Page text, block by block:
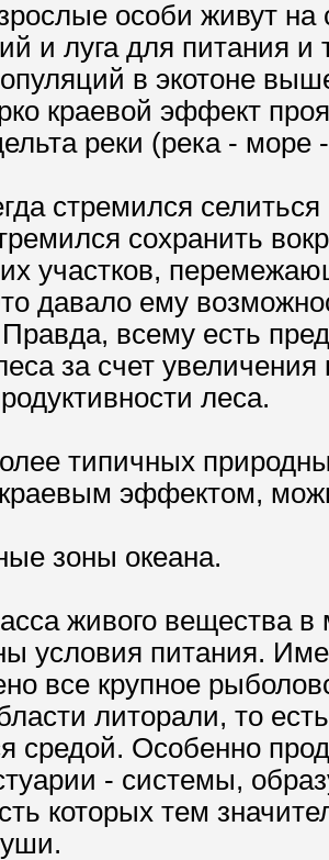
особи живут
и луга для питания
в экотоне
краевой эффект
реки (река - море
стремился
сохранить
участков,
давало ему
всему есть
за счет
леса.
типичных
эффектом,
зоны океана.
живого вещества в
условия питания.
все крупное
литорали, то
средой. Особенно
- системы,
которых тем